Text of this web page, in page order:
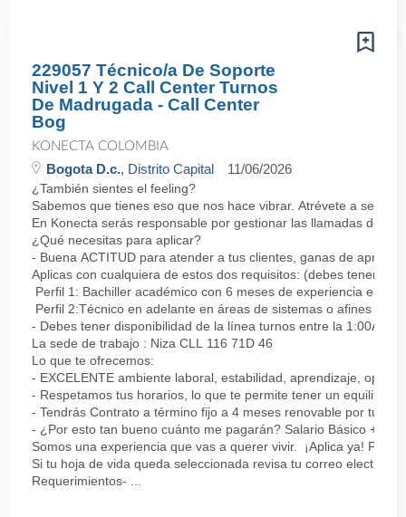
229057 Técnico/a De Soporte
Nivel 1 Y 2 Call Center Turnos
De Madrugada - Call Center
Bog
KONECTA COLOMBIA
Bogota D.c., Distrito Capital 11/06/2026
¿También sientes el feeling?
Sabemos que tienes eso que nos hace vibrar. Atrévete a ser
En Konecta serás responsable por gestionar las llamadas de
¿Qué necesitas para aplicar?
- Buena ACTITUD para atender a tus clientes, ganas de
Aplicas con cualquiera de estos dos requisitos: (debes tener
Perfil 1: Bachiller académico con 6 meses de experiencia en
Perfil 2:Técnico en adelante en áreas de sistemas o afines
- Debes tener disponibilidad de la línea turnos entre la 1:00AM
La sede de trabajo : Niza CLL 116 71D 46
Lo que te ofrecemos:
- EXCELENTE ambiente laboral, estabilidad, aprendizaje,
- Respetamos tus horarios, lo que te permite tener un equilibrio
- Tendrás Contrato a término fijo a 4 meses renovable por tu
- ¿Por esto tan bueno cuánto me pagarán? Salario Básico +
Somos una experiencia que vas a querer vivir. ¡Aplica ya!
Si tu hoja de vida queda seleccionada revisa tu correo
Requerimientos- ...